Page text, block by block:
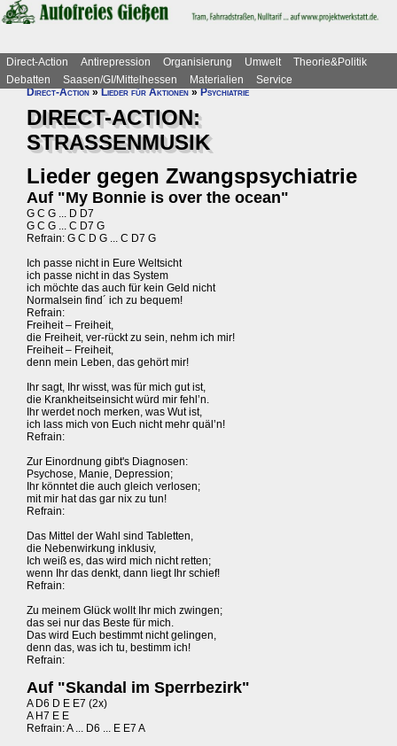
Direct-Action Antirepression Organisierung Umwelt
Theorie&Politik
Debatten
Saasen/GI/Mittelhessen Materialien
Service
Direct-Action»Lieder für Aktionen»Psychiatrie
DIRECT-ACTION:
STRASSENMUSIK
Lieder gegen Zwangspsychiatrie
Auf "My Bonnie is over the ocean"
G C G ... D D7
G C G ... C D7 G
Refrain: G C D G ... C D7 G
Ich passe nicht in Eure Weltsicht
ich passe nicht in das System
ich möchte das auch für kein Geld nicht
Normalsein find´ ich zu bequem!
Refrain:
Freiheit – Freiheit,
die Freiheit, ver-rückt zu sein, nehm ich mir!
Freiheit – Freiheit,
denn mein Leben, das gehört mir!
Ihr sagt, Ihr wisst, was für mich gut ist,
die Krankheitseinsicht würd mir fehl’n.
Ihr werdet noch merken, was Wut ist,
ich lass mich von Euch nicht mehr quäl’n!
Refrain:
Zur Einordnung gibt's Diagnosen:
Psychose, Manie, Depression;
Ihr könntet die auch gleich verlosen;
mit mir hat das gar nix zu tun!
Refrain:
Das Mittel der Wahl sind Tabletten,
die Nebenwirkung inklusiv,
Ich weiß es, das wird mich nicht retten;
wenn Ihr das denkt, dann liegt Ihr schief!
Refrain:
Zu meinem Glück wollt Ihr mich zwingen;
das sei nur das Beste für mich.
Das wird Euch bestimmt nicht gelingen,
denn das, was ich tu, bestimm ich!
Refrain:
Auf "Skandal im Sperrbezirk"
A D6 D E E7 (2x)
A H7 E E
Refrain: A ... D6 ... E E7 A